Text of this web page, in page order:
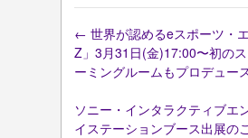
← 世界が認めるeスポーツ・
Z」3月31日(金)17:00〜初の
ーミングルームもプロデュー
ソニー・インタラクティブエ
イステーションブース出展の